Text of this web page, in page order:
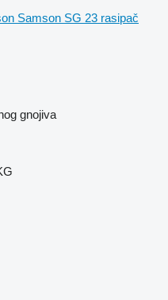
Samson SG 23 rasipač
gnojiva